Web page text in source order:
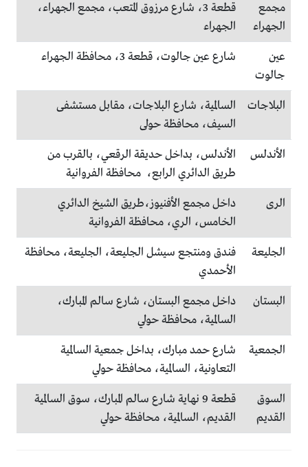
مجمع
الجهراء
قطعة 3، شارع مرزوق المتعب، مجمع الجهراء،
الجهراء
عين
جالوت
شارع عين جالوت، قطعة 3، محافظة الجهراء
البلاجات
السالمية، شارع البلاجات، مقابل مستشفى
السيف، محافظة حولى
الأندلس
الأندلس، بداخل حديقة الرقعي، بالقرب من
طريق الدائري الرابع، محافظة الفروانية
الرى
داخل مجمع الأفنيوز،طريق الشيخ الدائري
الخامس، الري، محافظة الفروانية
الجليعة
فندق ومنتجع سيشل الجليعة، الجليعة، محافظة
الأحمدي
البستان
داخل مجمع البستان، شارع سالم المبارك،
السالمية، محافظة حولي
الجمعية
شارع حمد مبارك، بداخل جمعية السالمية
التعاونية، السالمية، محافظة حولي
السوق
القديم
قطعة 9 نهاية شارع سالم المبارك، سوق السالمية
القديم، السالمية، محافظة حولي